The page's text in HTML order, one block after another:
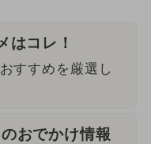
はコレ！
すすめを厳選し
のおでかけ情報